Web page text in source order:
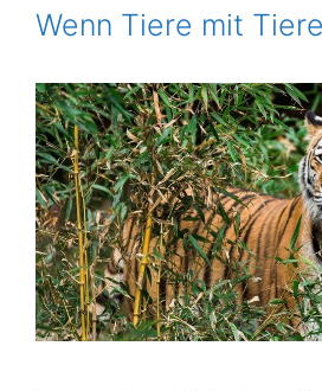
Wenn Tiere mit